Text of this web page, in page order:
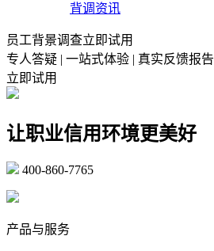
背调资讯
员工背景调查立即试用
专人答疑 | 一站式体验 | 真实反馈报告
立即试用
让职业信用环境更美好
400-860-7765
产品与服务